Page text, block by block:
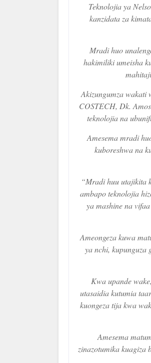
Teknolojia ya
kanzidata za
Mradi huo
hakimiliki umeisha
Akizungumza wakati
COSTECH, Dk.
teknolojia na
Amesema mradi
kuboreshwa na
“Mradi huu utajikita
ambapo teknolojia
ya mashine na
Ameongeza kuwa
ya nchi, kupunguza
Kwa upande
utasaidia kutumia
kuongeza tija kwa
Amesema
zinazotumika kuagiza